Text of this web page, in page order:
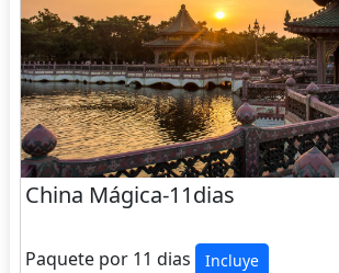
China Mágica-11dias
Paquete por 11 dias Incluye